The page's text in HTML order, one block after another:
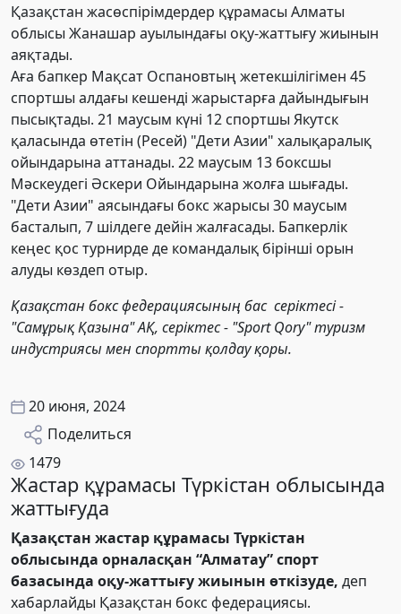
Қазақстан жасөспірімдердер құрамасы Алматы
облысы Жанашар ауылындағы оқу-жаттығу жиынын
аяқтады.
Аға бапкер Мақсат Оспановтың жетекшілігімен 45
спортшы алдағы кешенді жарыстарға дайындығын
пысықтады. 21 маусым күні 12 спортшы Якутск
қаласында өтетін (Ресей) "Дети Азии" халықаралық
ойындарына аттанады. 22 маусым 13 боксшы
Мәскеудегі Әскери Ойындарына жолға шығады.
"Дети Азии" аясындағы бокс жарысы 30 маусым
басталып, 7 шілдеге дейін жалғасады. Бапкерлік
кеңес қос турнирде де командалық бірінші орын
алуды көздеп отыр.
Қазақстан бокс федерациясының бас серіктесі -
"Самұрық Қазына" АҚ, серіктес - "Sport Qory" туризм
индустриясы мен спортты қолдау қоры.
20 июня, 2024
Поделиться
1479
Жастар құрамасы Түркістан облысында
жаттығуда
Қазақстан жастар құрамасы Түркістан
облысында орналасқан “Алматау” спорт
базасында оқу-жаттығу жиынын өткізуде, деп
хабарлайды Қазақстан бокс федерациясы.